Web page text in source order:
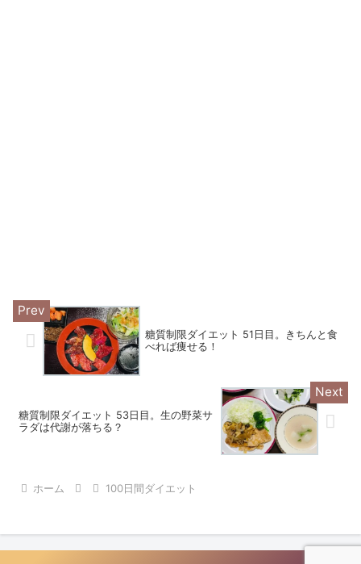
糖質制限ダイエット 51日目。きちんと食
べれば痩せる！
糖質制限ダイエット 53日目。生の野菜サ
ラダは代謝が落ちる？
ホーム 100日間ダイエット